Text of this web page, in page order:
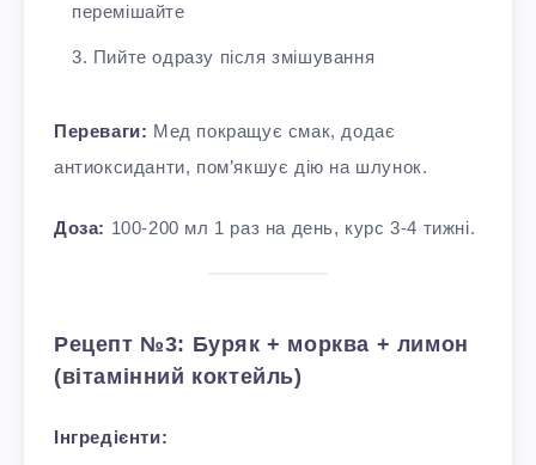
перемішайте
Пийте одразу після змішування
Переваги: Мед покращує смак, додає
антиоксиданти, пом’якшує дію на шлунок.
Доза: 100-200 мл 1 раз на день, курс 3-4 тижні.
Рецепт №3: Буряк + морква + лимон
(вітамінний коктейль)
Інгредієнти: